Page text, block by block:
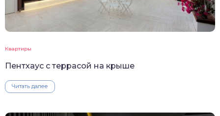
Квартиры
Пентхаус с террасой на крыше
Читать далее